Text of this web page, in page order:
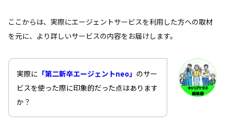
ここからは、実際にエージェントサービスを利用した方への取材
を元に、より詳しいサービスの内容をお届けします。
実際に 「第二新卒エージェントneo」 のサー
ビスを使った際に印象的だった点はあります
か？